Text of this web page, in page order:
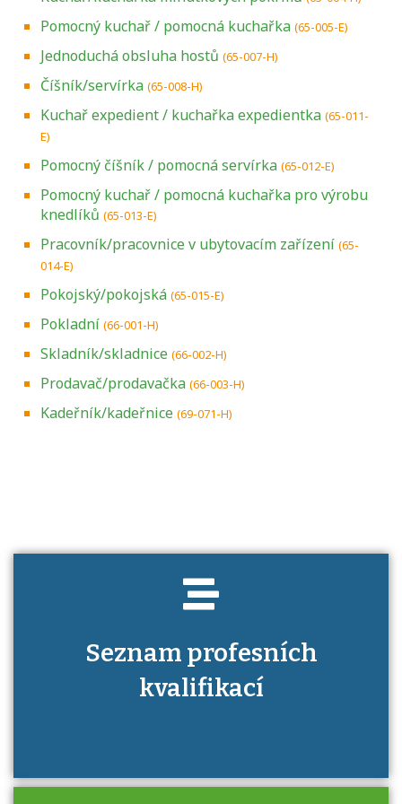
Pomocný kuchař / pomocná kuchařka (65-005-E)
Jednoduchá obsluha hostů (65-007-H)
Číšník/servírka (65-008-H)
Kuchař expedient / kuchařka expedientka (65-011-
E)
Pomocný číšník / pomocná servírka (65-012-E)
Pomocný kuchař / pomocná kuchařka pro výrobu
knedlíků (65-013-E)
Pracovník/pracovnice v ubytovacím zařízení (65-
014-E)
Pokojský/pokojská (65-015-E)
Pokladní (66-001-H)
Skladník/skladnice (66-002-H)
Prodavač/prodavačka (66-003-H)
Kadeřník/kadeřnice (69-071-H)
Seznam profesních
kvalifikací
Projděte si seznam profesních kvalifikací.